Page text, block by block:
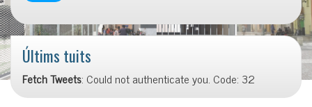
Últims tuits
Fetch Tweets: Could not authenticate you. Code: 32